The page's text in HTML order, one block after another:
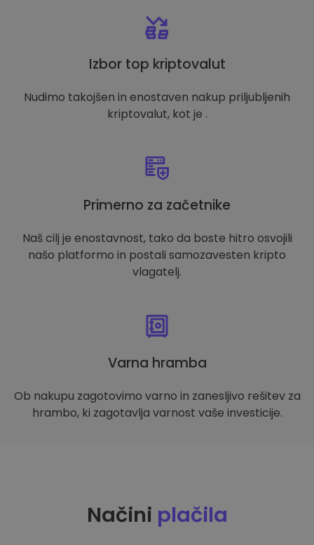
Izbor top kriptovalut
Nudimo takojšen in enostaven nakup priljubljenih
kriptovalut, kot je .
Primerno za začetnike
Naš cilj je enostavnost, tako da boste hitro osvojili
našo platformo in postali samozavesten kripto
vlagatelj.
Varna hramba
Ob nakupu zagotovimo varno in zanesljivo rešitev za
hrambo, ki zagotavlja varnost vaše investicije.
Načini plačila